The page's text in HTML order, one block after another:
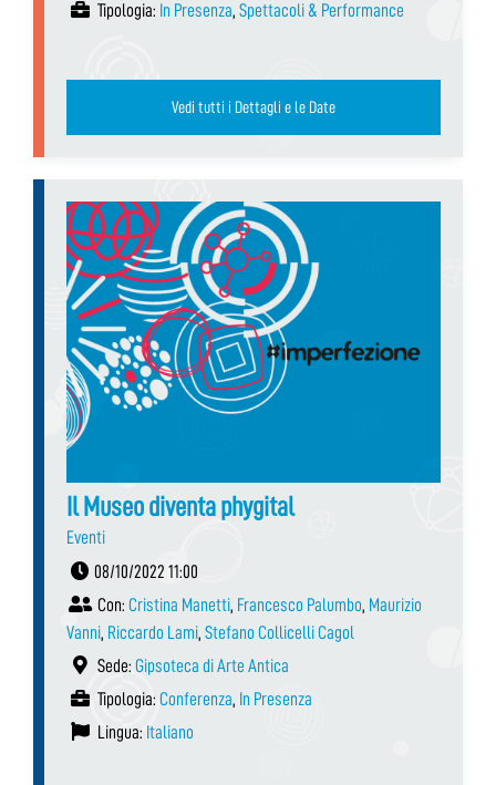
Tipologia: In Presenza, Spettacoli & Performance
Vedi tutti i Dettagli e le Date
Il Museo diventa phygital
Eventi
08/10/2022 11:00
Con: Cristina Manetti, Francesco Palumbo, Maurizio
Vanni, Riccardo Lami, Stefano Collicelli Cagol
Sede: Gipsoteca di Arte Antica
Tipologia: Conferenza, In Presenza
Lingua: Italiano